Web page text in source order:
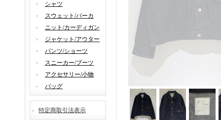
シャツ
スウェット/パーカ
ニット/カーディガン
ジャケット/アウター
パンツ/ショーツ
スニーカー/ブーツ
アクセサリー/小物
バッグ
特定商取引法表示